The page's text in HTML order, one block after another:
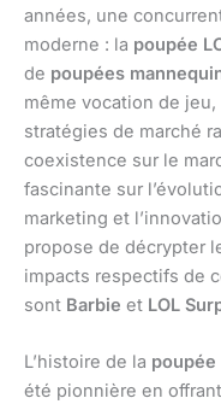
années, une
moderne : la poupée
de poupées
même vocation de
stratégies de marché
coexistence sur le
fascinante sur
marketing et
propose de décrypter
impacts respectifs de
sont Barbie et LOL
L’histoire de la poupée
été pionnière en